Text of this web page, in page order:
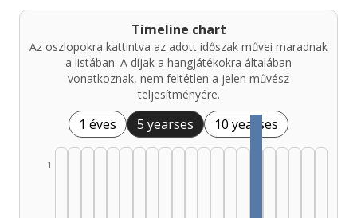
Timeline chart
Az oszlopokra kattintva az adott időszak művei maradnak
a listában. A díjak a hangjátékokra általában
vonatkoznak, nem feltétlen a jelen művész
teljesítményére.
1 éves 5 yearses 10 yearses
1